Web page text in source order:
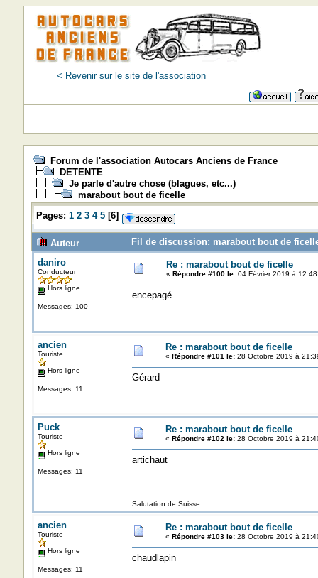
< Revenir sur le site de l'association
Forum de l'association Autocars Anciens de France
DETENTE
Je parle d'autre chose (blagues, etc...)
marabout bout de ficelle
Pages: 1 2 3 4 5[6]
Auteur
Fil de discussion: marabout bout de
daniro
Conducteur
Hors ligne
Messages: 100
Re : marabout bout de ficelle
« Répondre #100 le:04 Février 2019 à
encepagé
ancien
Touriste
Hors ligne
Messages: 11
Re : marabout bout de ficelle
« Répondre #101 le:28 Octobre 2019 à
Gérard
Puck
Touriste
Hors ligne
Messages: 11
Re : marabout bout de ficelle
« Répondre #102 le:28 Octobre 2019 à
artichaut
Salutation de Suisse
ancien
Touriste
Hors ligne
Messages: 11
Re : marabout bout de ficelle
« Répondre #103 le:28 Octobre 2019 à
chaudlapin